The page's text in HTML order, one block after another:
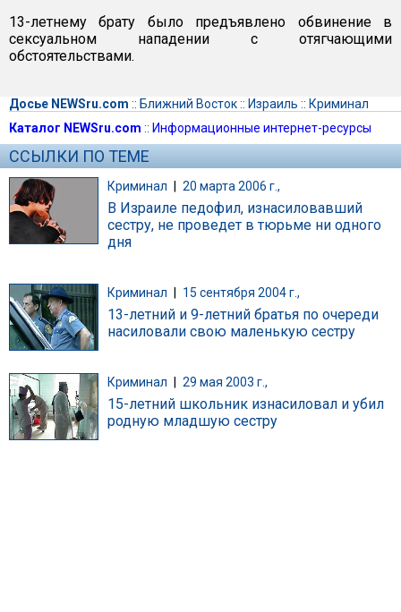
13-летнему брату было предъявлено обвинение в
сексуальном нападении с отягчающими
обстоятельствами.
Досье NEWSru.com :: Ближний Восток:: Израиль :: Криминал
Каталог NEWSru.com :: Информационные интернет-ресурсы
ССЫЛКИ ПО ТЕМЕ
Криминал | 20 марта 2006 г.,
В Израиле педофил, изнасиловавший
сестру, не проведет в тюрьме ни одного
дня
Криминал 15 сентября 2004 г.,
13-летний и 9-летний братья по очереди
насиловали свою маленькую сестру
Криминал 29 мая 2003 г.,
15-летний школьник изнасиловал и убил
родную младшую сестру